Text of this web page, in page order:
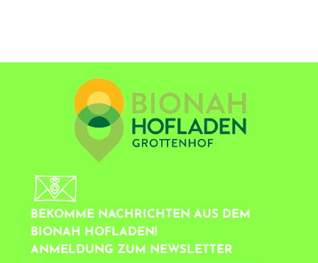
BEKOMME NACHRICHTEN AUS DEM
BIONAH HOFLADEN!
ANMELDUNG ZUM NEWSLETTER